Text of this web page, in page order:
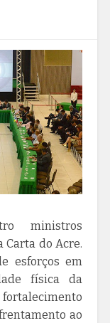
ministros
Carta do Acre.
esforços em
física da
ao